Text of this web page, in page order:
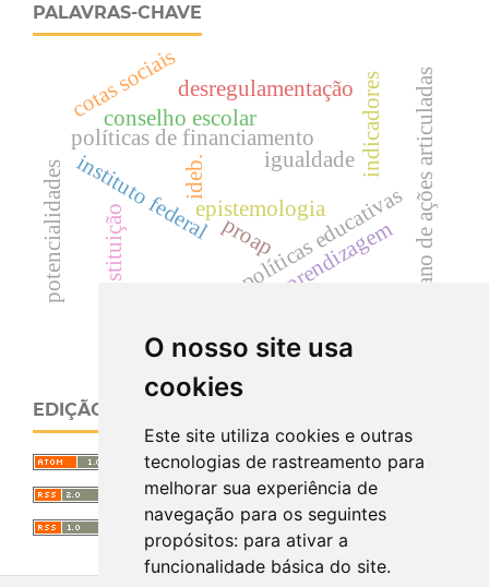
O nosso site usa
cookies
Este site utiliza cookies e outras
tecnologias de rastreamento para
melhorar sua experiência de
navegação para os seguintes
propósitos: para ativar a
funcionalidade básica do site.
PALAVRAS-CHAVE
políticas educativas
igualdade
instituto federalproap
políticas de financiamento
constituição
indicadores plano de ações articuladas
potencialidades aprendizagem
conselho escolar
desregulamentação
epistemologia
cotas sociais
ideb.
EDIÇÃO ATUAL